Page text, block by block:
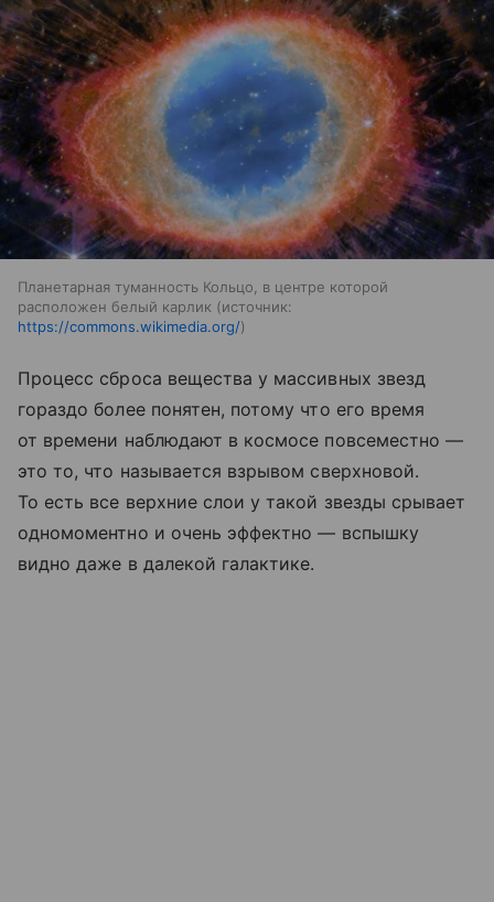
Планетарная туманность Кольцо, в центре которой
расположен белый карлик
источник:
https://commons.wikimedia.org/
Процесс сброса вещества у массивных звезд
гораздо более понятен, потому что его время
от времени наблюдают в космосе повсеместно —
это то, что называется взрывом сверхновой.
То есть все верхние слои у такой звезды срывает
одномоментно и очень эффектно — вспышку
видно даже в далекой галактике.